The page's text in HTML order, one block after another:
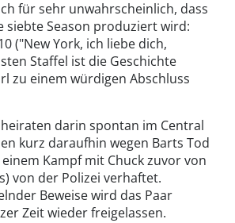
für sehr unwahrscheinlich, dass
siebte Season produziert wird:
("New York, ich liebe dich,
Staffel ist die Geschichte
zu einem würdigen Abschluss
darin spontan im Central
kurz daraufhin wegen Barts Tod
Kampf mit Chuck zuvor von
von der Polizei verhaftet.
Beweise wird das Paar
Zeit wieder freigelassen.